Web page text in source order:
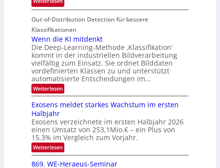
i
n
I
S
I
O
N
T
e
c
h
T
a
k
s
o
e
n
a
u
f
d
e
r
V
S
I
O
N
2
T
a
g
u
n
g
z
u
E
l
e
t
r
o
n
Out-of-Distribution Detection für bessere
Klassifikationen
Wenn die KI mitdenkt
Die Deep-Learning-Methode ‚Klassifikation‘
kommt in der industriellen Bildverarbeitung
vielfältig zum Einsatz. Sie ordnet Bilddaten
vordefinierten Klassen zu und unterstützt
automatisierte Entscheidungen im…
Weiterlesen:
W
n
d
i
e
K
I
m
i
Exosens meldet starkes Wachstum im ersten
Halbjahr
Exosens verzeichnete im ersten Halbjahr 2026
einen Umsatz von 253,1Mio.€ – ein Plus von
15,3% im Vergleich zum Vorjahr.
Weiterlesen:
E
x
869. WE-Heraeus-Seminar